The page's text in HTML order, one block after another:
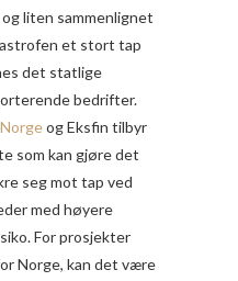
liten sammenlignet
et stort tap
det statlige
bedrifter.
og Eksfin tilbyr
som kan gjøre det
seg mot tap ved
med høyere
For prosjekter
Norge, kan det være